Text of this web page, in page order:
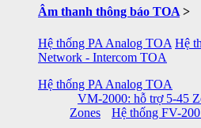
Âm thanh thông báo TOA >
Hệ thống PA Analog TOA Hệ
Network - Intercom TOA
Hệ thống PA Analog TOA
VM-2000: hỗ trợ 5-45
Zones
Hệ thống FV-